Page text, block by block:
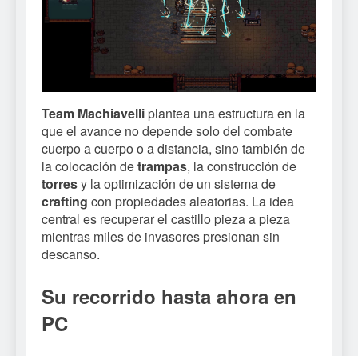
Team Machiavelli plantea una estructura en la
que el avance no depende solo del combate
cuerpo a cuerpo o a distancia, sino también de
la colocación detrampas, la construcción de
torresy la optimización de un sistema de
crafting con propiedades aleatorias. La idea
central es recuperar el castillo pieza a pieza
mientras miles de invasores presionan sin
descanso.
Su recorrido hasta ahora en
PC